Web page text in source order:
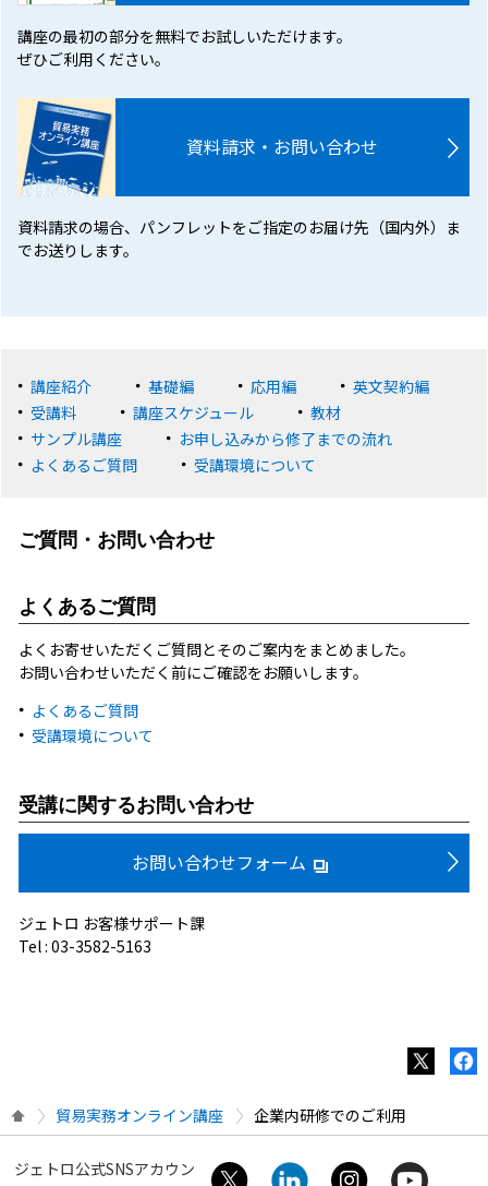
講座の最初の部分を無料でお試しいただけます。
ぜひご利用ください。
資料請求・お問い合わせ
資料請求の場合、パンフレットをご指定のお届け先（国内外）ま
でお送りします。
講座紹介 基礎編 応用編
英文契約編
受講料
講座スケジュール
教材
サンプル講座
お申し込みから修了までの流れ
よくあるご質問
受講環境について
ご質問・お問い合わせ
よくあるご質問
よくお寄せいただくご質問とそのご案内をまとめました。
お問い合わせいただく前にご確認をお願いします。
よくあるご質問
受講環境について
受講に関するお問い合わせ
お問い合わせフォーム
ジェトロ お客様サポート課
Tel : 03-3582-5163
貿易実務オンライン講座 企業内研修でのご利用
ジェトロ公式SNSアカウン